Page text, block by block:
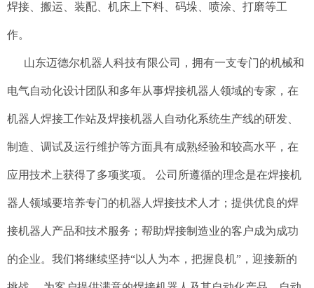
焊接、搬运、装配、机床上下料、码垛、喷涂、打磨等工
作。
山东迈德尔机器人科技有限公司，拥有一支专门的机械和
电气自动化设计团队和多年从事焊接机器人领域的专家，在
机器人焊接工作站及焊接机器人自动化系统生产线的研发、
制造、调试及运行维护等方面具有成熟经验和较高水平，在
应用技术上获得了多项奖项。 公司所遵循的理念是在焊接机
器人领域要培养专门的机器人焊接技术人才；提供优良的焊
接机器人产品和技术服务；帮助焊接制造业的客户成为成功
的企业。我们将继续坚持“以人为本，把握良机”，迎接新的